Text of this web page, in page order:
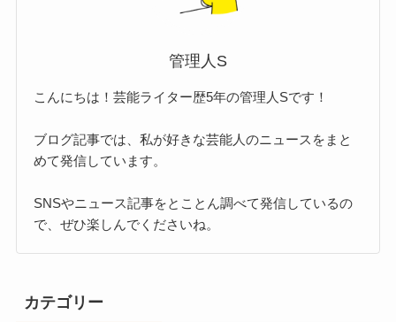
管理人S
こんにちは！芸能ライター歴5年の管理人Sです！
ブログ記事では、私が好きな芸能人のニュースをまと
めて発信しています。
SNSやニュース記事をとことん調べて発信しているの
で、ぜひ楽しんでくださいね。
カテゴリー